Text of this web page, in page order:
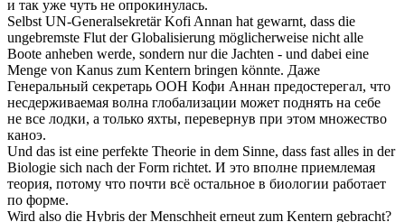
и так уже чуть не опрокинулась.
Selbst UN-Generalsekretär Kofi Annan hat gewarnt, dass die
ungebremste Flut der Globalisierung möglicherweise nicht alle
Boote anheben werde, sondern nur die Jachten - und dabei eine
Menge von Kanus zum Kentern bringen könnte. Даже
Генеральный секретарь ООН Кофи Аннан предостерегал, что
несдерживаемая волна глобализации может поднять на себе
не все лодки, а только яхты, перевернув при этом множество
каноэ.
Und das ist eine perfekte Theorie in dem Sinne, dass fast alles in der
Biologie sich nach der Form richtet. И это вполне приемлемая
теория, потому что почти всё остальное в биологии работает
по форме.
Wird also die Hybris der Menschheit erneut zum Kentern gebracht?